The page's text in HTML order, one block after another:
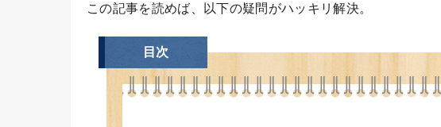
この記事を読めば、以下の疑問がハッキリ解決。
目次